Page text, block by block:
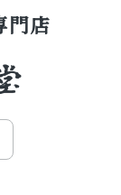
門店